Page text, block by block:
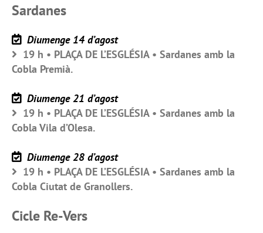
Sardanes
Diumenge 14 d’agost
19 h • PLAÇA DE L’ESGLÉSIA • Sardanes amb la
Cobla Premià.
Diumenge 21 d’agost
19 h • PLAÇA DE L’ESGLÉSIA • Sardanes amb la
Cobla Vila d’Olesa.
Diumenge 28 d’agost
19 h • PLAÇA DE L’ESGLÉSIA • Sardanes amb la
Cobla Ciutat de Granollers.
Cicle Re-Vers